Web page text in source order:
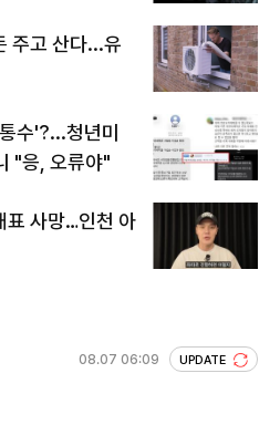
주고 산다...유
수'?...청년미
"응, 오류야"
표 사망…인천 아
08.07 06:09 UPDATE